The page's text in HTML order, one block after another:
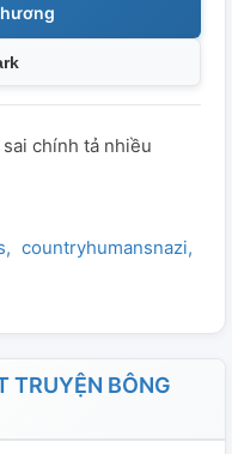
chính tả nhiều
countryhumansnazi
TRUYỆN BÔNG